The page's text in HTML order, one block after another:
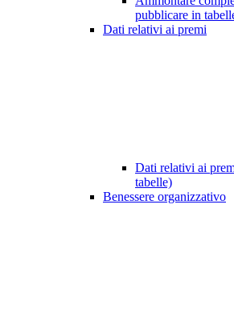
pubblicare in
Dati relativi ai premi
Dati relativi ai
tabelle)
Benessere organizzativo